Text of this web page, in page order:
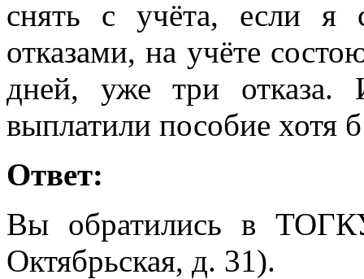
снять с учёта, если я
отказами, на учёте
дней, уже три
выплатили пособие хотя
Ответ:
Вы обратились в
Октябрьская, д. 31).